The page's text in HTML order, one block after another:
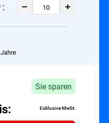
:
Sie sparen
Exklusive MwSt.